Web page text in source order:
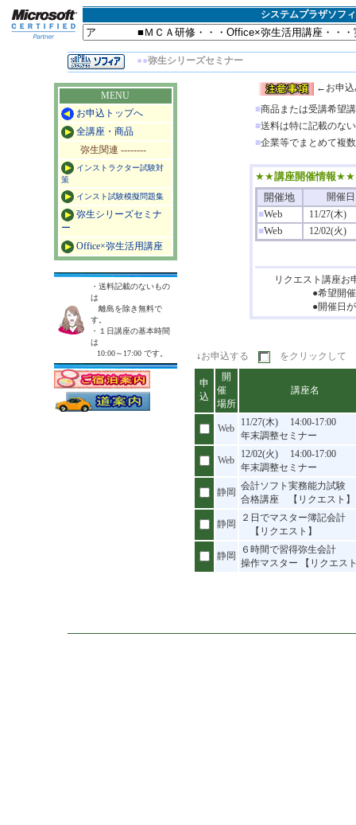
システムプラザソフ
●●弥生シリーズセミナー
MENU
お申込トップへ
全講座・商品
弥生関連 --------
インストラクター試験対
策
インスト試験模擬問題集
弥生シリーズセミナ
ー
Office×弥生活用講座
・送料記載のないもの
は
離島を除き無料で
す。
・１日講座の基本時間
は
10:00～17:00 です。
← お申
■商品または受講希望
■送料は特に記載のな
■企業等でまとめて複
★★講座開催情報★★
開催地
開催日
■Web
11/27(木)
■Web 12/02(火)
リクエスト講座お
●希望開催日（複
●開催日が決定し
↓お申込する をクリックして
申
込
開
催
場所
講座名
Web
11/27(木) 14:00-17:00
年末調整セミナー
Web
12/02(火) 14:00-17:00
年末調整セミナー
静岡
会計ソフト実務能力試験
合格講座 【リクエスト】
静岡
２日でマスター簿記会計
【リクエスト】
静岡
６時間で習得弥生会計
操作マスター 【リクエス